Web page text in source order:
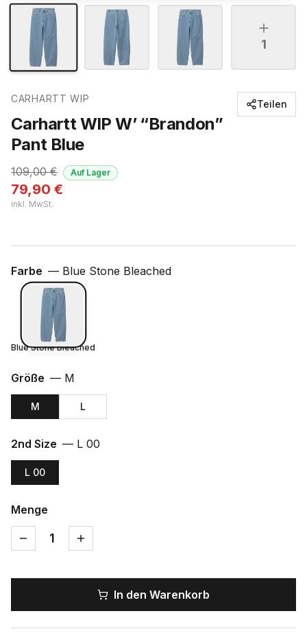
1
CARHARTT WIP
Carhartt WIP W’ “Brandon”
Pant Blue
109,00€
79,90 €
inkl. MwSt.
Auf Lager
Teilen
Farbe — Blue Stone Bleached
Blue Stone Bleached
Größe — M
M L
2nd Size — L 00
L 00
Menge
1
In den Warenkorb